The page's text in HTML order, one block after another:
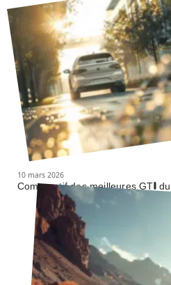
10 mars 2026
Comparatif des meilleures GTI